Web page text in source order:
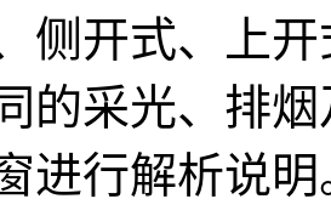
侧开式、上
的采光、排
进行解析说明